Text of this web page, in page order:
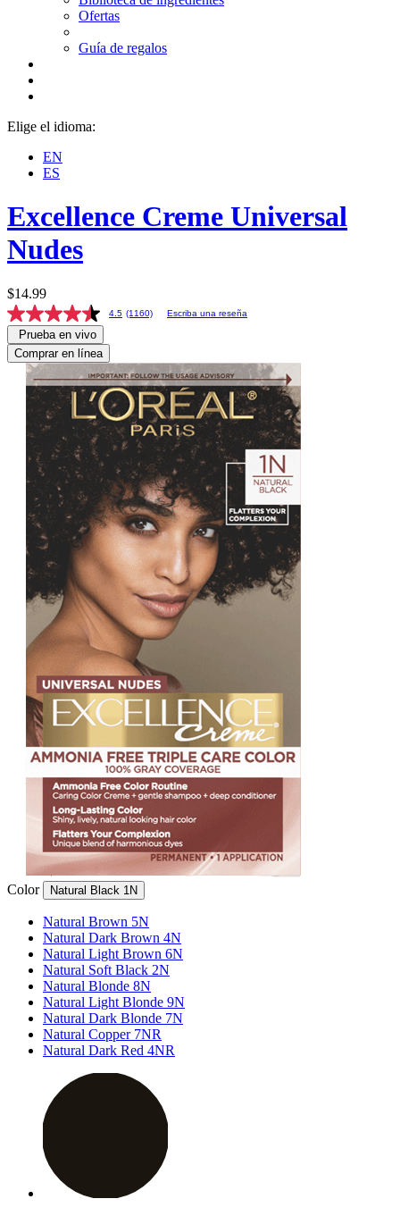
Ofertas
Guía de regalos
Elige el idioma:
EN
ES
Excellence Creme Universal
Nudes
$14.99
4.5 (1160) Escriba una reseña
Prueba en vivo
Comprar en línea
Color Natural Black 1N
Natural Brown 5N
Natural Dark Brown 4N
Natural Light Brown 6N
Natural Soft Black 2N
Natural Blonde 8N
Natural Light Blonde 9N
Natural Dark Blonde 7N
Natural Copper 7NR
Natural Dark Red 4NR